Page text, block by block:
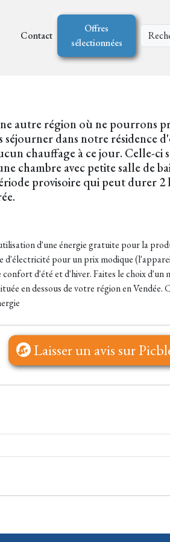
Contact
Offres
sélectionnées
autre région où ne pourrons
dans notre résidence
chauffage à ce jour. Celle-ci
chambre avec petite salle de
provisoire qui peut durer 2
d'une énergie gratuite pour la
d'électricité pour un prix modique
d'été et d'hiver. Faites le choix d'un
en dessous de votre région en Vendée.
Laisser un avis sur